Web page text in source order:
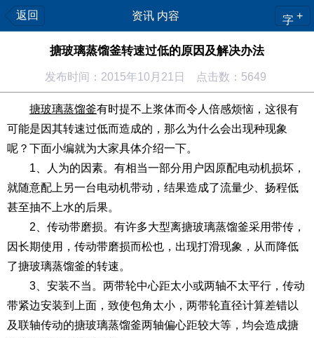
返回 资讯 内容 字 +
搪玻璃蒸馏釜转速过低的原因及解决办法
发布时间：2015年10月21日 点击数：5649
搪玻璃蒸馏釜有时提不上浆体而令人倍感烦恼，这很有
可能是因其转速过低而造成的，那么为什么会出现种现象
呢？下面小编就为大家具体介绍一下。
1、人为的因素。有相当一部分用户因原配电动机损坏，
就随意配上另一台电动机带动，结果造成了流量少、扬程低
甚至抽不上水的后果。
2、传动带磨损。有许多大型离搪玻璃蒸馏釜采用带传，
因长期使用，传动带磨损而松也，出现打滑现象，从而降低
了搪玻璃蒸馏釜的转速。
3、安装不当。两带轮中心距太小或两轴不太平行，传动
带紧边安装到上面，致使包角太小，两带轮直径计算差错以
及联轴传动的搪玻璃蒸馏釜两轴偏心距较大等，均会造成搪